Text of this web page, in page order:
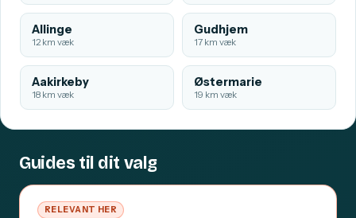
Allinge
12 km væk
Gudhjem
17 km væk
Aakirkeby
18 km væk
Østermarie
19 km væk
Guides til dit valg
RELEVANT HER